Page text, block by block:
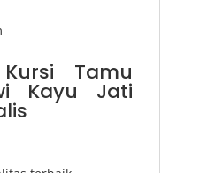
Tamu
Kayu Jati